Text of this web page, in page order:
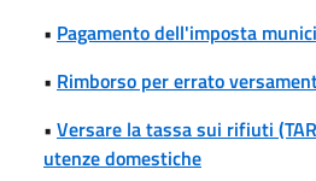
• Pagamento dell'imposta
• Rimborso per errato
• Versare la tassa sui rifiuti
utenze domestiche